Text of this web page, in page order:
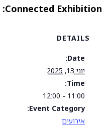
Connected Exhibition:
DETAILS
Date:
יוני 13, 2025
Time:
11:00 - 12:00
Event Category:
אירועים